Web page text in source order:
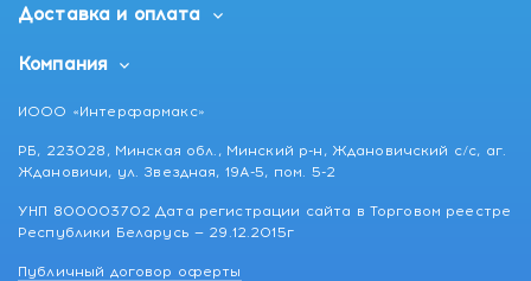
Доставка и оплата
Компания
ИООО «Интерфармакс»
РБ, 223028, Минская обл., Минский р-н, Ждановичский с/с, аг.
Ждановичи, ул. Звездная, 19А-5, пом. 5-2
УНП 800003702 Дата регистрации сайта в Торговом реестре
Республики Беларусь — 29.12.2015г
Публичный договор оферты